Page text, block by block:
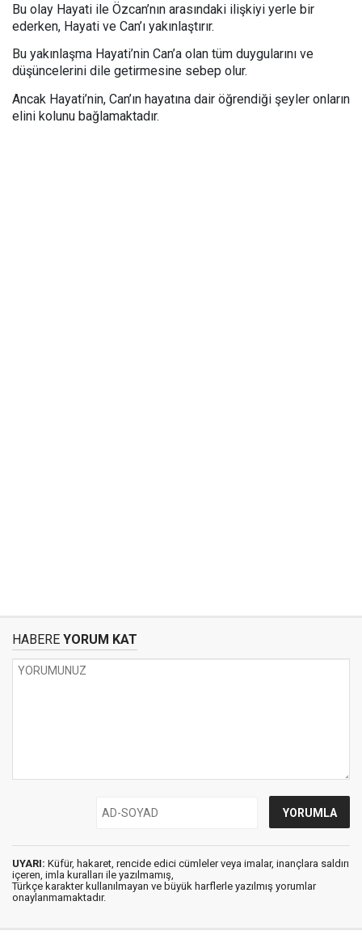
Bu olay Hayati ile Özcan’nın arasındaki ilişkiyi yerle bir
ederken, Hayati ve Can’ı yakınlaştırır.
Bu yakınlaşma Hayati’nin Can’a olan tüm duygularını ve
düşüncelerini dile getirmesine sebep olur.
Ancak Hayati’nin, Can’ın hayatına dair öğrendiği şeyler onların
elini kolunu bağlamaktadır.
HABERE YORUM KAT
UYARI: Küfür, hakaret, rencide edici cümleler veya imalar, inançlara saldırı
içeren, imla kuralları ile yazılmamış,
Türkçe karakter kullanılmayan ve büyük harflerle yazılmış yorumlar
onaylanmamaktadır.